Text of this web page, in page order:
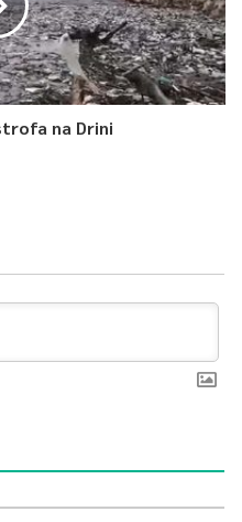
poruka migranata iz kampa
pokazatelj je da su oni
Bosni I Hercegovini, te da su
što je pokazalo i paljenje
na Drini